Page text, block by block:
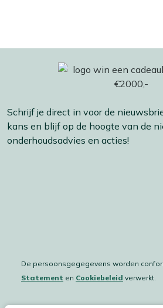
Schrijf je direct in voor de
kans en blijf op de hoogte van de
onderhoudsadvies en acties!
De persoonsgegegevens worden
Statement en Cookiebeleid verwerkt.